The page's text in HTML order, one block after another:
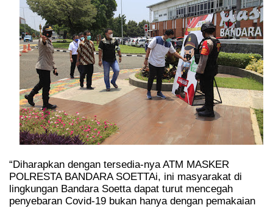
“Diharapkan dengan tersedia-nya ATM MASKER
POLRESTA BANDARA SOETTAi, ini masyarakat di
lingkungan Bandara Soetta dapat turut mencegah
penyebaran Covid-19 bukan hanya dengan pemakaian